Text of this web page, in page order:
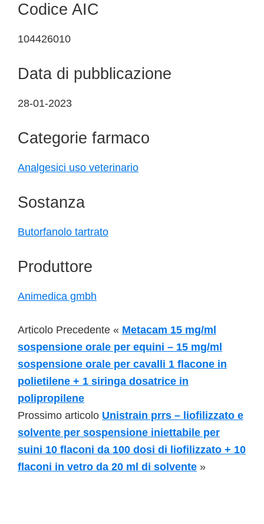
Codice AIC
104426010
Data di pubblicazione
28-01-2023
Categorie farmaco
Analgesici uso veterinario
Sostanza
Butorfanolo tartrato
Produttore
Animedica gmbh
Articolo Precedente « Metacam 15 mg/ml
sospensione orale per equini – 15 mg/ml
sospensione orale per cavalli 1 flacone in
polietilene + 1 siringa dosatrice in
polipropilene
Prossimo articolo Unistrain prrs – liofilizzato e
solvente per sospensione iniettabile per
suini 10 flaconi da 100 dosi di liofilizzato + 10
flaconi in vetro da 20 ml di solvente »